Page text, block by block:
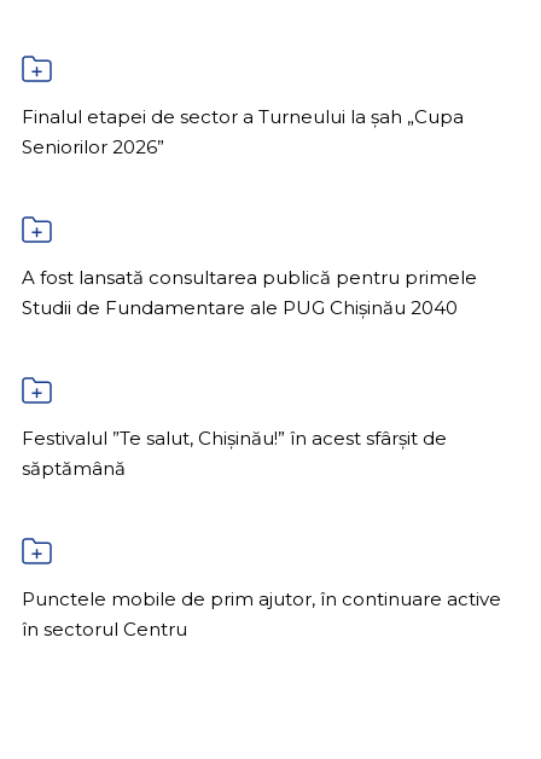
Finalul etapei de sector a Turneului la șah „Cupa
Seniorilor 2026”
A fost lansată consultarea publică pentru primele
Studii de Fundamentare ale PUG Chișinău 2040
Festivalul ”Te salut, Chișinău!” în acest sfârșit de
săptămână
Punctele mobile de prim ajutor, în continuare active
în sectorul Centru